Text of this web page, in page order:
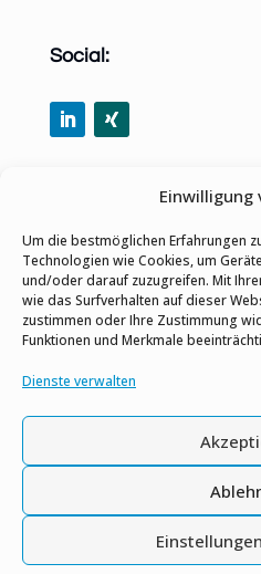
Einwilligung
Um die bestmöglichen Erfahrungen
Technologien wie Cookies, um
und/oder darauf zuzugreifen. Mit
wie das Surfverhalten auf dieser
zustimmen oder Ihre Zustimmung
Funktionen und Merkmale
Dienste verwalten
Social:
Datenschutz-